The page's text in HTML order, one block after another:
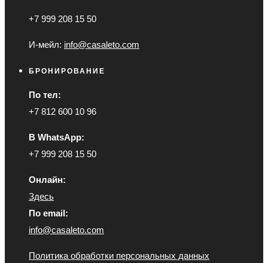
+7 999 208 15 50
И-мейл: info@casaleto.com
БРОНИРОВАНИЕ
По тел:
+7 812 600 10 96
В WhatsApp:
+7 999 208 15 50
Онлайн:
Здесь
По email:
info@casaleto.com
Политика обработки персональных данных